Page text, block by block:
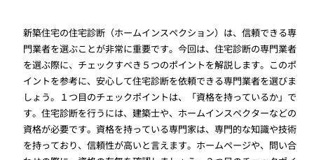
新築住宅の住宅診断（ホームインスペクション）は、信頼できる専
門業者を選ぶことが非常に重要です。今回は、住宅診断の専門業者
を選ぶ際に、チェックすべき５つのポイントを解説します。このポ
イントを参考に、安心して住宅診断を依頼できる専門業者を選びま
しょう。１つ目のチェックポイントは、「資格を持っているか」で
す。住宅診断を行うには、建築士や、ホームインスペクターなどの
資格が必要です。資格を持っている専門家は、専門的な知識や技術
を持っており、信頼性が高いと言えます。ホームページや、問い合